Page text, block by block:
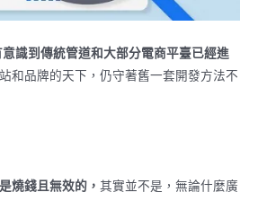
到傳統管道和大部分電商平臺已經進
和品牌的天下，仍守著舊一套開發方法不
燒錢且無效的， 其實並不是，無論什麼廣